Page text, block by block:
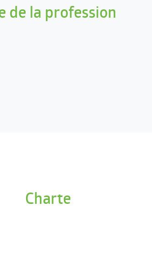
de la profession
Charte